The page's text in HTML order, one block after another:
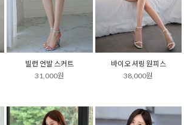
빌런 언발 스커트
31,000원
바이오 셔링 원피스
38,000원